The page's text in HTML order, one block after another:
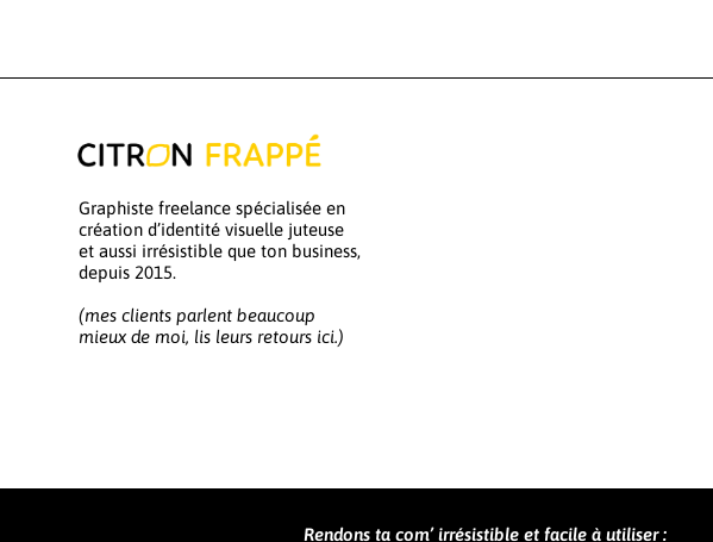
Graphiste freelance spécialisée en
création d’identité visuelle juteuse
et aussi irrésistible que ton business,
depuis 2015.
(mes clients parlent beaucoup
mieux de moi, lis leurs retours ici.)
Rendons ta com’ irrésistible et facile à utiliser :